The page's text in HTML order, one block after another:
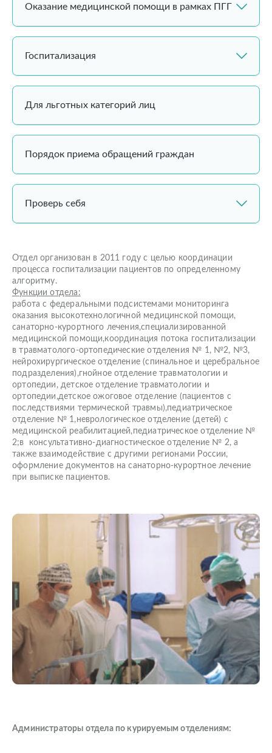
Оказание медицинской помощи в рамках ПГГ
Госпитализация
Для льготных категорий лиц
Порядок приема обращений граждан
Проверь себя
Отдел организован в 2011 году с целью координации
процесса госпитализации пациентов по определенному
алгоритму.
Функции отдела:
работа с федеральными подсистемами мониторинга
оказания высокотехнологичной медицинской помощи,
санаторно-курортного лечения,специализированной
медицинской помощи,координация потока госпитализации
в травматолого-ортопедические отделения № 1, №2, №3,
нейрохирургическое отделение (спинальное и церебральное
подразделения),гнойное отделение травматологии и
ортопедии, детское отделение травматологии и
ортопедии,детское ожоговое отделение (пациентов с
последствиями термической травмы),педиатрическое
отделение № 1,неврологическое отделение (детей) с
медицинской реабилитацией,педиатрическое отделение №
2;в консультативно-диагностическое отделение № 2, а
также взаимодействие с другими регионами России,
оформление документов на санаторно-курортное лечение
при выписке пациентов.
Администраторы отдела по курируемым отделениям: